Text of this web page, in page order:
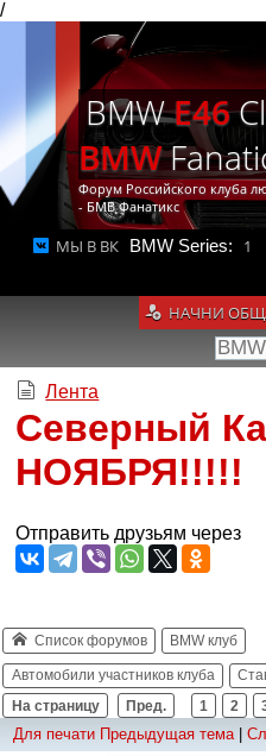
/
BMWE46
BMW
Форум Российского клуба
- БМВ Фанатикс
МЫ В ВК BMW Series: 1
НАЧНИ
Лента
Северный
НОЯБРЯ!!!!!
Отправить друзьям через
Список форумов BMW клуб
Автомобили участников клуба
На страницу
Пред. 1 2
Для печати Предыдущая тема|